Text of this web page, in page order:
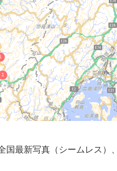
国最新写真（シームレス）